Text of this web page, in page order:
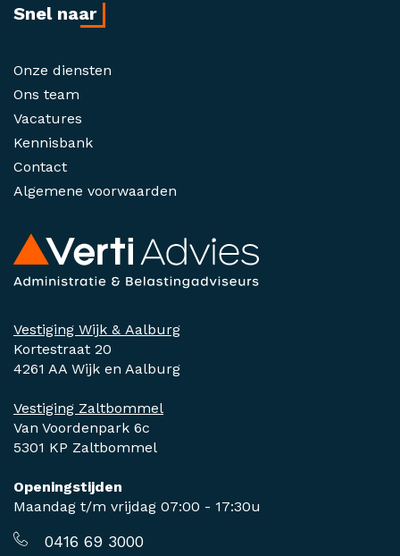
Vestiging Wijk & Aalburg
Kortestraat 20
4261 AA Wijk en Aalburg
Vestiging Zaltbommel
Van Voordenpark 6c
5301 KP Zaltbommel
Openingstijden
Maandag t/m vrijdag 07:00 - 17:30u
0416 69 3000
Snel naar
Onze diensten
Ons team
Vacatures
Kennisbank
Contact
Algemene voorwaarden